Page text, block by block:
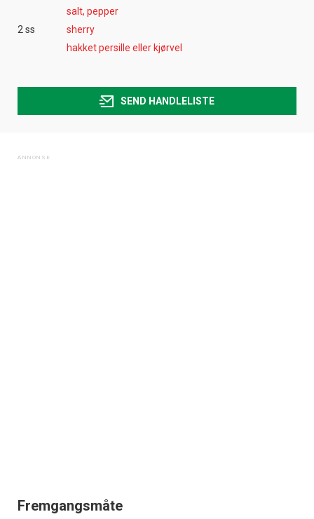
salt, pepper
2 ss
sherry
hakket persille eller kjørvel
SEND HANDLELISTE
Fremgangsmåte